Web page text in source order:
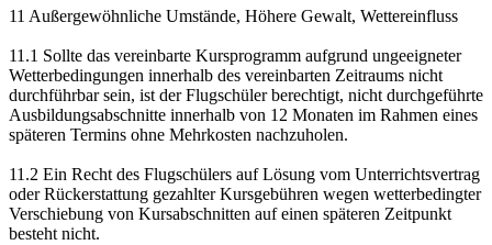
11 Außergewöhnliche Umstände, Höhere Gewalt, Wettereinfluss
11.1 Sollte das vereinbarte Kursprogramm aufgrund ungeeigneter
Wetterbedingungen innerhalb des vereinbarten Zeitraums nicht
durchführbar sein, ist der Flugschüler berechtigt, nicht durchgeführte
Ausbildungsabschnitte innerhalb von 12 Monaten im Rahmen eines
späteren Termins ohne Mehrkosten nachzuholen.
11.2 Ein Recht des Flugschülers auf Lösung vom Unterrichtsvertrag
oder Rückerstattung gezahlter Kursgebühren wegen wetterbedingter
Verschiebung von Kursabschnitten auf einen späteren Zeitpunkt
besteht nicht.